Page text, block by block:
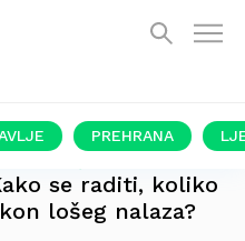
PREHRANA
se raditi, koliko
lošeg nalaza?